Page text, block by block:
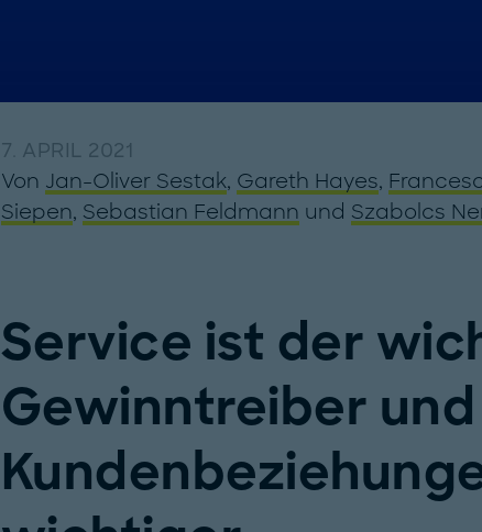
7. APRIL 2021
Von Jan-Oliver Sestak, Gareth Hayes,
Siepen, Sebastian Feldmann und Szabolcs
Service ist der
Gewinntreiber